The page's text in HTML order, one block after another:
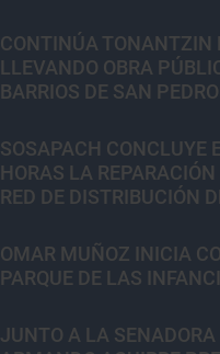
CONTINÚA TONANTZIN
LLEVANDO OBRA
BARRIOS DE SAN
SOSAPACH CONCLUYE
HORAS LA
RED DE DISTRIBUCIÓN
OMAR MUÑOZ INICIA
PARQUE DE LAS
JUNTO A LA